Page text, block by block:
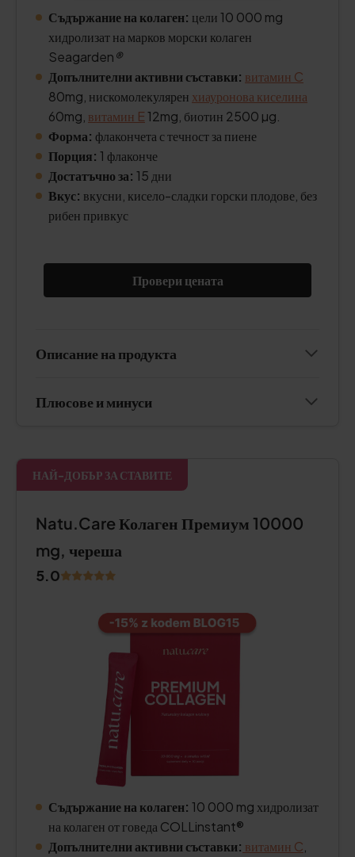
Съдържание на колаген: цели 10 000 mg
хидролизат на марков морски колаген
Seagarden®
Допълнителни активни съставки: витамин C
80mg, нискомолекулярен хиауронова киселина
60mg, витамин E12mg, биотин 2500 µg.
Форма: флакончета с течност за пиене
Порция: 1 флаконче
Достатъчно за: 15 дни
Вкус: вкусни, кисело-сладки горски плодове, без
рибен привкус
Провери цената
Описание на продукта
Плюсове и минуси
НАЙ-ДОБЪР ЗА СТАВИТЕ
Natu.Care Колаген Премиум 10000
mg, череша
5.0
Съдържание на колаген: 10 000 mg хидролизат
на колаген от говеда COLLinstant®
Допълнителни активни съставки: витамин C